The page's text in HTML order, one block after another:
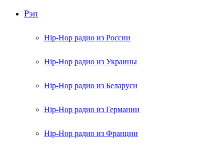
Рэп
Hip-Hop радио из России
Hip-Hop радио из Украины
Hip-Hop радио из Беларуси
Hip-Hop радио из Германии
Hip-Hop радио из Франции